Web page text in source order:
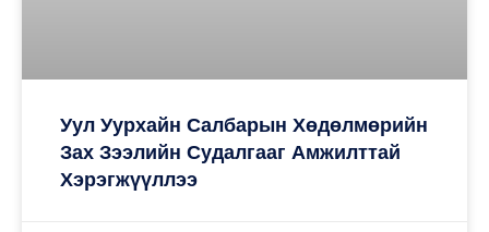
Уул Уурхайн Салбарын Хөдөлмөрийн
Зах Зээлийн Судалгааг Амжилттай
Хэрэгжүүллээ